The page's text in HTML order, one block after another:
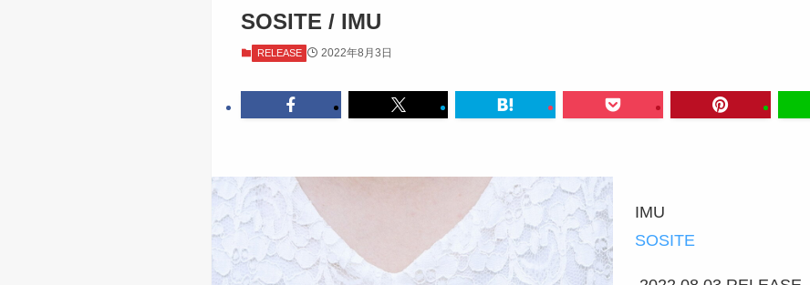
SOSITE / IMU
RELEASE 2022年8月3日
IMU
SOSITE